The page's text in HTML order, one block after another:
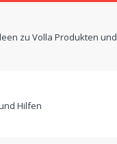
zu Volla Produkten und
Hilfen